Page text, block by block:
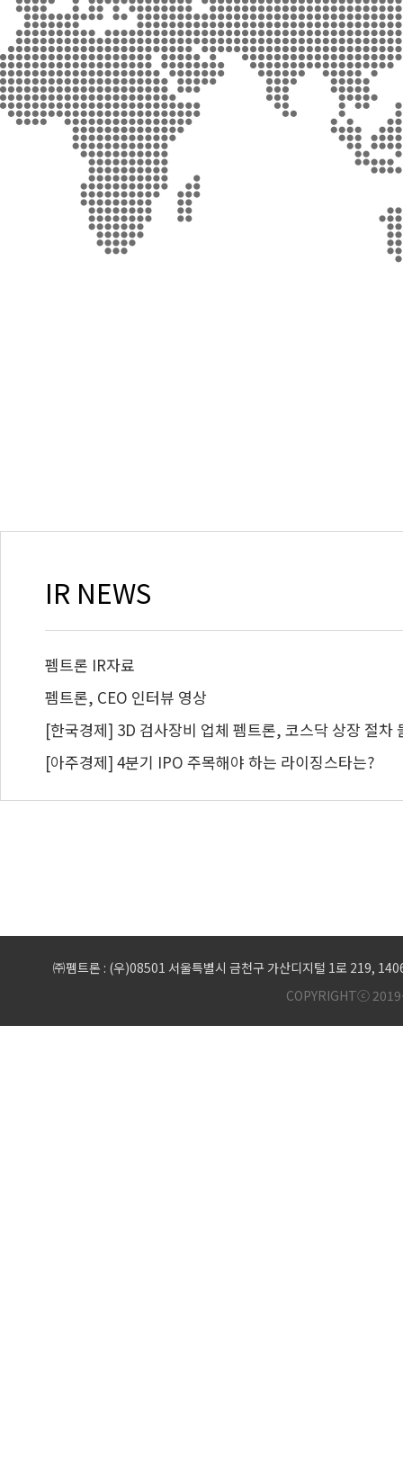
IR NEWS
펨트론 IR자료
펨트론, CEO 인터뷰 영상
[한국경제] 3D 검사장비 업체 펨트론, 코스닥 상장 절차
[아주경제] 4분기 IPO 주목해야 하는 라이징스타는?
㈜펨트론 : (우)08501 서울특별시 금천구 가산디지털 1로 219,
COPYRIGHTⓒ